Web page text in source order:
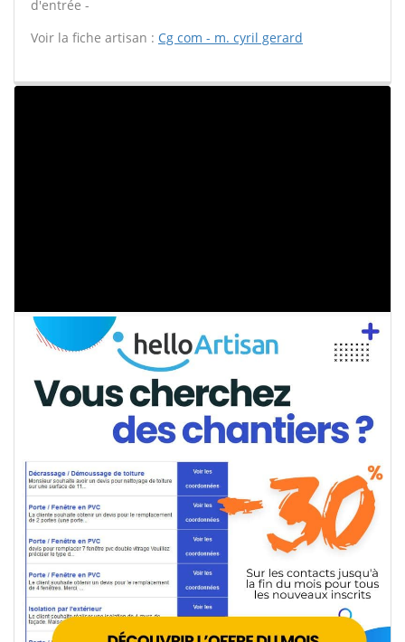
d'entrée -
Voir la fiche artisan : Cg com - m. cyril gerard